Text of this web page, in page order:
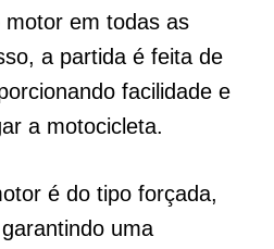
em todas as
a partida é feita de
facilidade e
a motocicleta.
é do tipo forçada,
uma